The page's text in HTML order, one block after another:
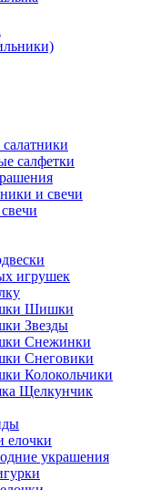
салфетки
и свечи
игрушек
Шишки
Звезды
Снежинки
Снеговики
Колокольчики
Щелкунчик
елочки
украшения